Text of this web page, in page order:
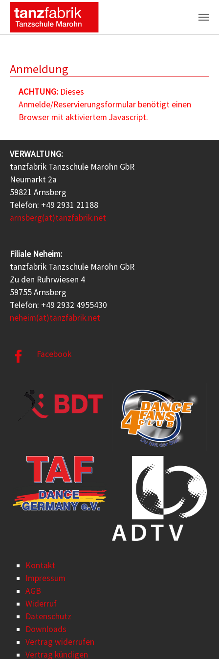
Anmeldung
ACHTUNG:Dieses
Anmelde/Reservierungsformular benötigt einen
Browser mit aktiviertem Javascript.
VERWALTUNG:
tanzfabrik Tanzschule Marohn GbR
Neumarkt 2a
59821 Arnsberg
Telefon: +49 2931 21188
arnsberg(at)tanzfabrik.net
Filiale Neheim:
tanzfabrik Tanzschule Marohn GbR
Zu den Ruhrwiesen 4
59755 Arnsberg
Telefon: +49 2932 4955430
neheim(at)tanzfabrik.net
Facebook
Kontakt
Impressum
AGB
Widerruf
Datenschutz
Downloads
Vertrag widerrufen
Vertrag kündigen